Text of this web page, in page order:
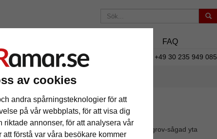
av cookies
andra spårningsteknologier för att
på vår webbplats, för att visa dig
riktade annonser, för att analysera vår
förstå var våra besökare kommer
FAQ
Oavsett hur mycket du beställer. +49 30 235 949 085
2 bilder
Home har en grov-sågad yta